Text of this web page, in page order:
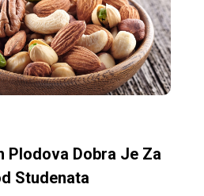
Plodova Dobra Je Za
Studenata